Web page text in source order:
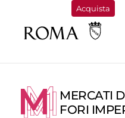
Acquista
MERCATI
FORI